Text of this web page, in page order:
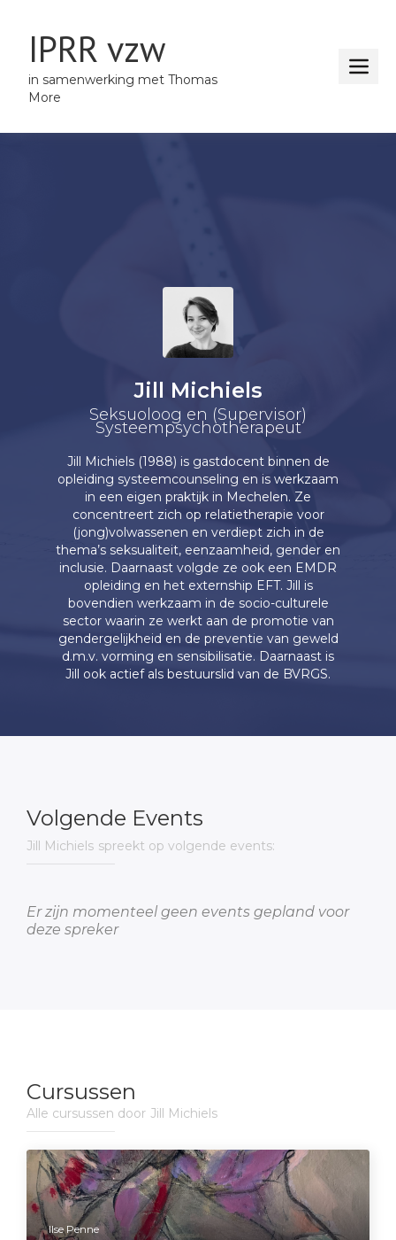
IPRR vzw
in samenwerking met Thomas
More
Jill Michiels
Seksuoloog en (Supervisor)
Systeempsychotherapeut
Jill Michiels (1988) is gastdocent binnen de
opleiding systeemcounseling en is werkzaam
in een eigen praktijk in Mechelen. Ze
concentreert zich op relatietherapie voor
(jong)volwassenen en verdiept zich in de
thema’s seksualiteit, eenzaamheid, gender en
inclusie. Daarnaast volgde ze ook een EMDR
opleiding en het externship EFT. Jill is
bovendien werkzaam in de socio-culturele
sector waarin ze werkt aan de promotie van
gendergelijkheid en de preventie van geweld
d.m.v. vorming en sensibilisatie. Daarnaast is
Jill ook actief als bestuurslid van de BVRGS.
Volgende Events
Jill Michiels spreekt op volgende events:
Er zijn momenteel geen events gepland voor
deze spreker
Cursussen
Alle cursussen door Jill Michiels
Ilse Penne